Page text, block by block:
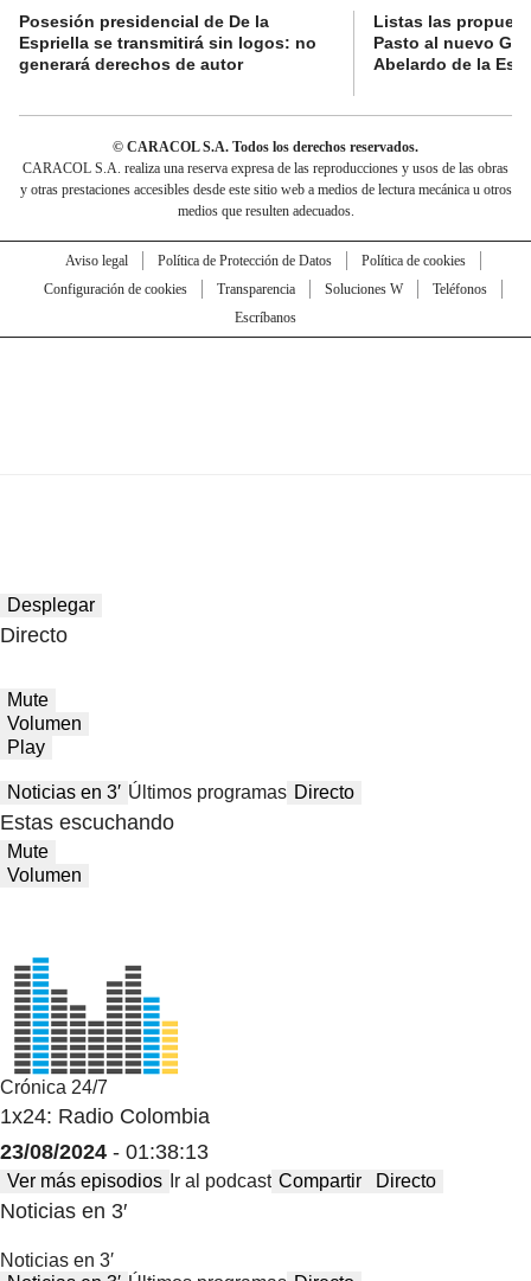
Posesión presidencial de De la
Espriella se transmitirá sin logos: no
generará derechos de autor
Listas las
Pasto al nuevo
Abelardo de la
© CARACOL S.A. Todos los derechos reservados.
CARACOL S.A. realiza una reserva expresa de las reproducciones y usos de las obras
y otras prestaciones accesibles desde este sitio web a medios de lectura mecánica u otros
medios que resulten adecuados.
Aviso legal Política de Protección de Datos
Política de cookies
Configuración de cookies
Transparencia Soluciones W
Teléfonos
Escríbanos
Desplegar
Directo
Mute
Volumen
Play
Noticias en 3′ Últimos programas Directo
Estas escuchando
Mute
Volumen
Crónica 24/7
1x24: Radio Colombia
23/08/2024 - 01:38:13
Ver más episodios Ir al podcast Compartir Directo
Noticias en 3′
Noticias en 3′